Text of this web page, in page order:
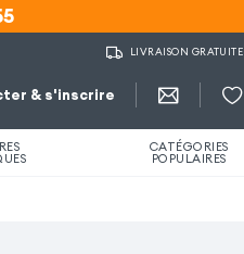
LIVRAISON GRATUITE
& s'inscrire
CATÉGORIES
POPULAIRES